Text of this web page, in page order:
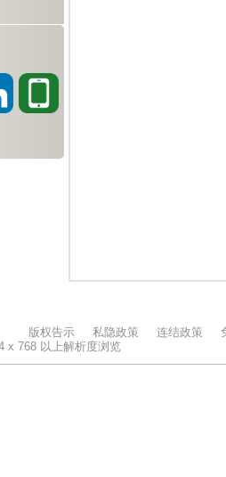
版权告示 私隐政策 连结政策
x 768 以上解析度浏览